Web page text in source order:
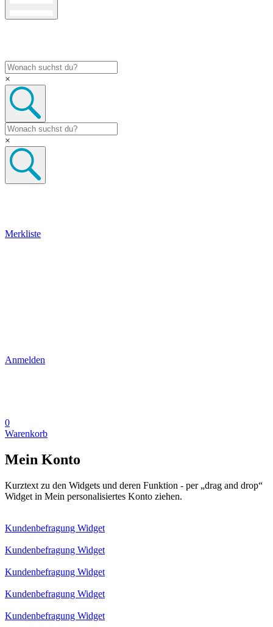
×
×
Merkliste
Anmelden
0
Warenkorb
Mein Konto
Kurztext zu den Widgets und deren Funktion - per „drag and drop“
Widget in Mein personalisiertes Konto ziehen.
Kundenbefragung Widget
Kundenbefragung Widget
Kundenbefragung Widget
Kundenbefragung Widget
Kundenbefragung Widget